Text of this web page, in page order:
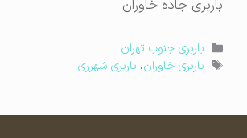
باربری جاده خاوران
دسته‌ها
باربری جنوب تهران
برچسب‌ها
باربری خاوران،باربری شهرری